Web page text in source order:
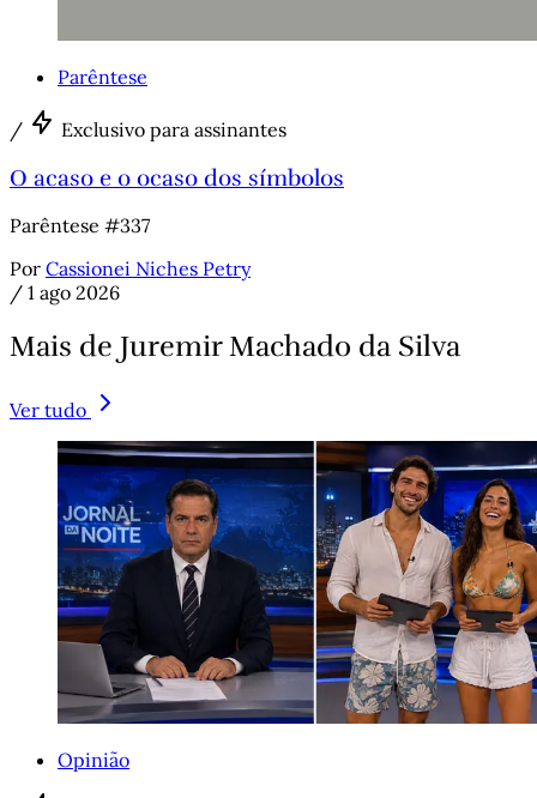
Parêntese
/ Exclusivo para assinantes
O acaso e o ocaso dos símbolos
Parêntese #337
Por Cassionei Niches Petry
/ 1 ago 2026
Mais de Juremir Machado da Silva
Ver tudo
Opinião